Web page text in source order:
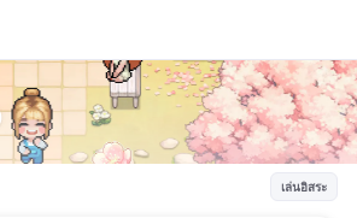
เล่นอิสระ